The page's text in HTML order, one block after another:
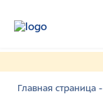
Главная страница -